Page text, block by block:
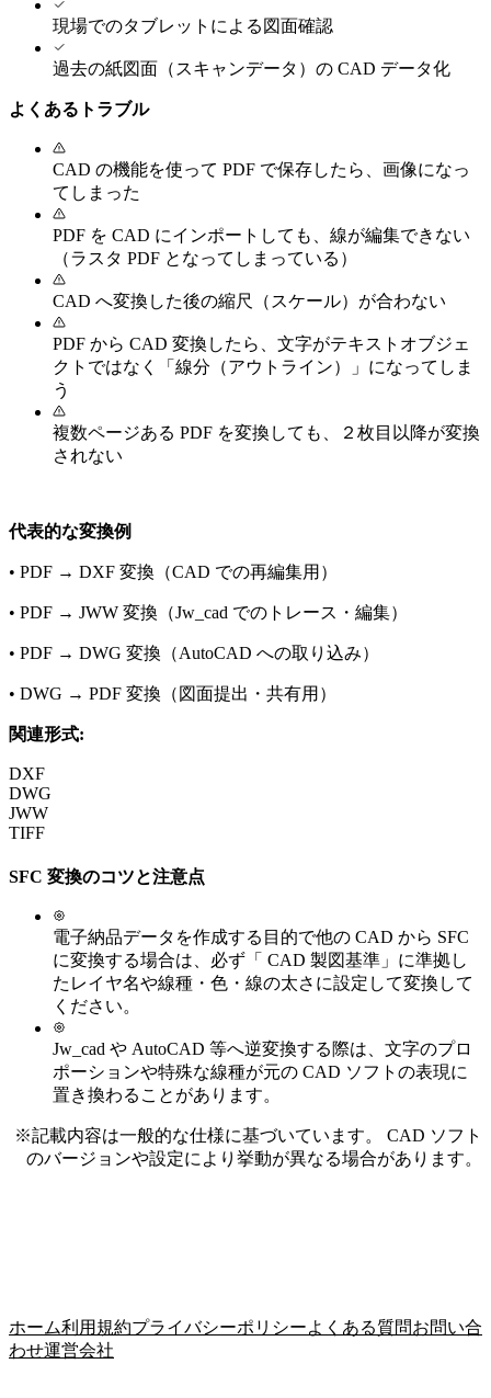
現場でのタブレットによる図面確認
過去の紙図面（スキャンデータ）の CAD データ化
よくあるトラブル
CAD の機能を使って PDF で保存したら、画像になっ
てしまった
PDF を CAD にインポートしても、線が編集できない
（ラスタ PDF となってしまっている）
CAD へ変換した後の縮尺（スケール）が合わない
PDF から CAD 変換したら、文字がテキストオブジェ
クトではなく「線分（アウトライン）」になってしま
う
複数ページある PDF を変換しても、２枚目以降が変換
されない
代表的な変換例
• PDF → DXF 変換（CAD での再編集用）
• PDF → JWW 変換（Jw_cad でのトレース・編集）
• PDF → DWG 変換（AutoCAD への取り込み）
• DWG → PDF 変換（図面提出・共有用）
関連形式:
DXF
DWG
JWW
TIFF
SFC 変換のコツと注意点
電子納品データを作成する目的で他の CAD から SFC
に変換する場合は、必ず「 CAD 製図基準」に準拠し
たレイヤ名や線種・色・線の太さに設定して変換して
ください。
Jw_cad や AutoCAD 等へ逆変換する際は、文字のプロ
ポーションや特殊な線種が元の CAD ソフトの表現に
置き換わることがあります。
※記載内容は一般的な仕様に基づいています。 CAD ソフト
のバージョンや設定により挙動が異なる場合があります。
ホーム利用規約プライバシーポリシーよくある質問お問い合
わせ運営会社